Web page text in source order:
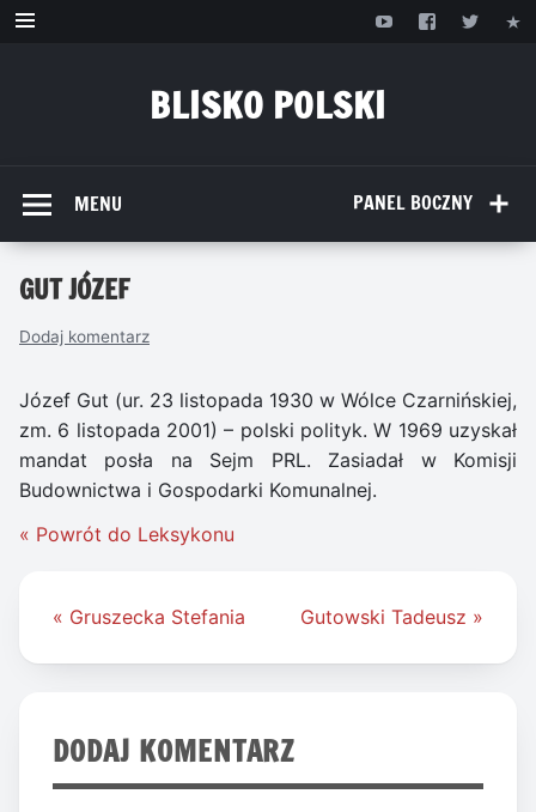
Przejdź
BLISKO POLSKI
PANEL BOCZNY
MENU
GUT JÓZEF
Dodaj komentarz
Józef Gut (ur. 23 listopada 1930 w Wólce Czarnińskiej,
zm. 6 listopada 2001) – polski polityk. W 1969 uzyskał
mandat posła na Sejm PRL. Zasiadał w Komisji
Budownictwa i Gospodarki Komunalnej.
« Powrót do Leksykonu
Nawigacja
« Gruszecka Stefania Gutowski Tadeusz »
DODAJ KOMENTARZ